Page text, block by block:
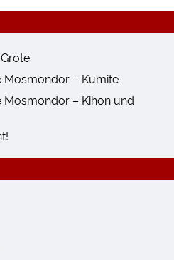
Mosmondor – Kumite
Mosmondor – Kihon und